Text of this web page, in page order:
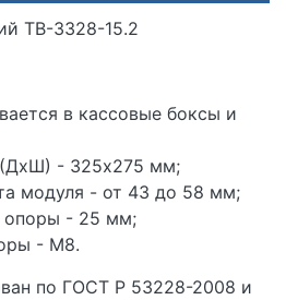
ТВ-3328-15.2
в кассовые боксы и
- 325х275 мм;
модуля - от 43 до 58 мм;
опоры - 25 мм;
- М8.
по ГОСТ Р 53228-2008 и